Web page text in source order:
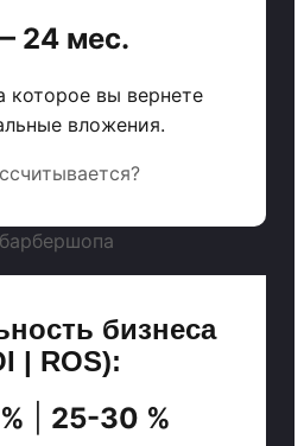
24 мес.
которое вы вернете
вложения.
бизнеса
| ROS):
25-30 %